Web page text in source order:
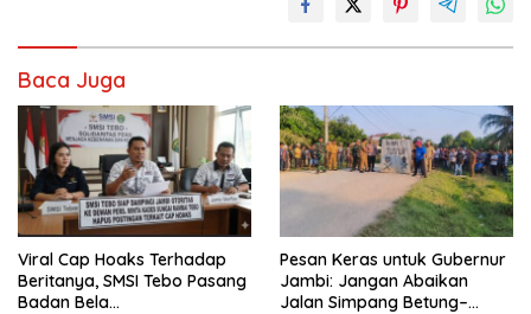
Baca Juga
Viral Cap Hoaks Terhadap
Beritanya, SMSI Tebo Pasang
Badan Bela
Pesan Keras untuk Gubernur
Jambi: Jangan Abaikan
Jalan Simpang Betung–